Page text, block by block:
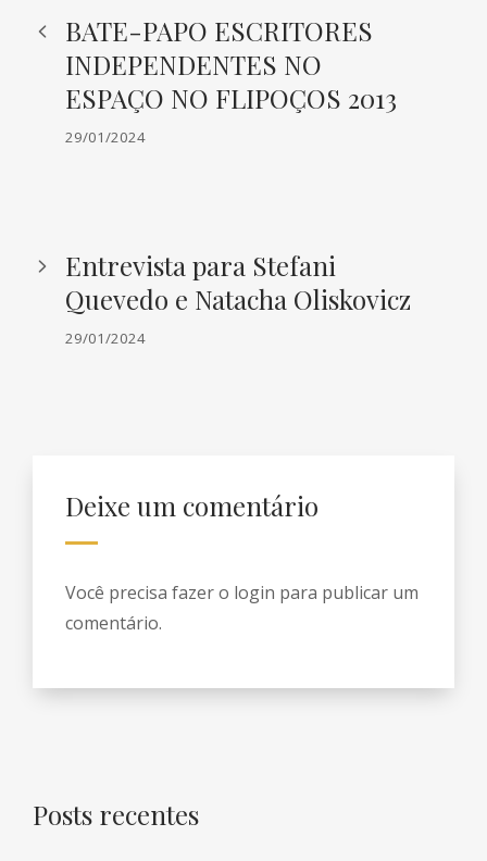
BATE-PAPO ESCRITORES
INDEPENDENTES NO
ESPAÇO NO FLIPOÇOS 2013
29/01/2024
Entrevista para Stefani
Quevedo e Natacha Oliskovicz
29/01/2024
Deixe um comentário
Você precisa fazer o login para publicar um
comentário.
Posts recentes